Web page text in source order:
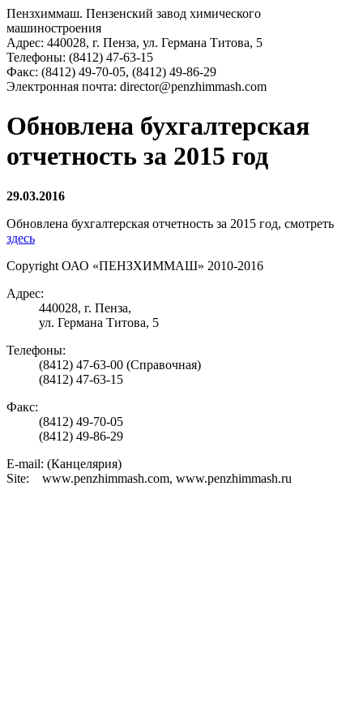
Пензхиммаш. Пензенский завод химического
машиностроения
Адрес: 440028, г. Пенза, ул. Германа Титова, 5
Телефоны: (8412) 47-63-15
Факс: (8412) 49-70-05, (8412) 49-86-29
Электронная почта: director@penzhimmash.com
Обновлена бухгалтерская
отчетность за 2015 год
29.03.2016
Обновлена бухгалтерская отчетность за 2015 год, смотреть
здесь
Copyright ОАО «ПЕНЗХИММАШ» 2010-2016
Адрес:
440028, г. Пенза,
ул. Германа Титова, 5
Телефоны:
(8412) 47-63-00 (Справочная)
(8412) 47-63-15
Факс:
(8412) 49-70-05
(8412) 49-86-29
E-mail: (Канцелярия)
Site: www.penzhimmash.com, www.penzhimmash.ru